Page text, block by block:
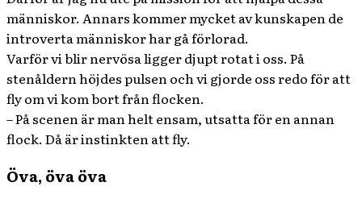
människor. Annars kommer mycket av kunskapen de
introverta människor har gå förlorad.
Varför vi blir nervösa ligger djupt rotat i oss. På
stenåldern höjdes pulsen och vi gjorde oss redo för att
fly om vi kom bort från flocken.
– På scenen är man helt ensam, utsatta för en annan
flock. Då är instinkten att fly.
Öva, öva öva